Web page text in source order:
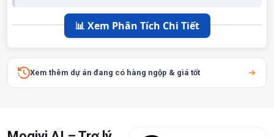
📊 Xem Phân Tích Chi Tiết
Xem thêm dự án đang có hàng ngộp & giá tốt